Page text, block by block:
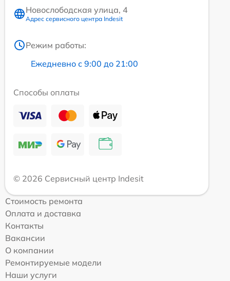
Новослободская улица, 4
Адрес сервисного центра Indesit
Режим работы:
Ежедневно с 9:00 до 21:00
Способы оплаты
© 2026 Сервисный центр Indesit
Стоимость ремонта
Оплата и доставка
Контакты
Вакансии
О компании
Ремонтируемые модели
Наши услуги